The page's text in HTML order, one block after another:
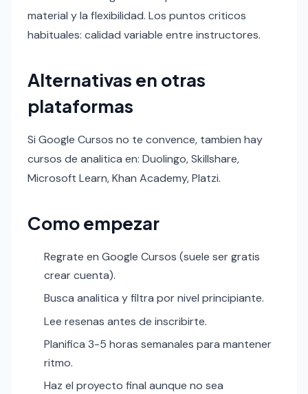
material y la flexibilidad. Los puntos criticos
habituales: calidad variable entre instructores.
Alternativas en otras
plataformas
Si Google Cursos no te convence, tambien hay
cursos de analitica en: Duolingo, Skillshare,
Microsoft Learn, Khan Academy, Platzi.
Como empezar
Regrate en Google Cursos (suele ser gratis
crear cuenta).
Busca analitica y filtra por nivel principiante.
Lee resenas antes de inscribirte.
Planifica 3-5 horas semanales para mantener
ritmo.
Haz el proyecto final aunque no sea